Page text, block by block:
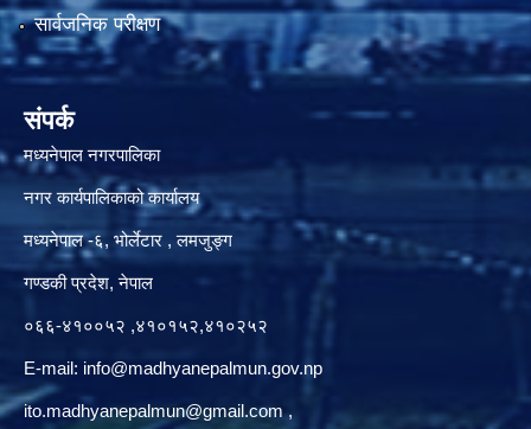
सार्वजनिक परीक्षण
संपर्क
मध्यनेपाल नगरपालिका
नगर कार्यपालिकाको कार्यालय
मध्यनेपाल -६, भोर्लेटार , लमजुङ्ग
गण्डकी प्रदेश, नेपाल
०६६-४१००५२ ,४१०१५२,४१०२५२
E-mail: info@madhyanepalmun.gov.np
ito.madhyanepalmun@gmail.com ,